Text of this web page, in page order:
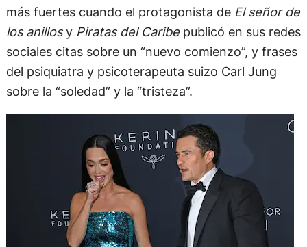
más fuertes cuando el protagonista de El señor de
los anillosy Piratas del Caribe publicó en sus redes
sociales citas sobre un “nuevo comienzo”, y frases
del psiquiatra y psicoterapeuta suizo Carl Jung
sobre la “soledad” y la “tristeza”.